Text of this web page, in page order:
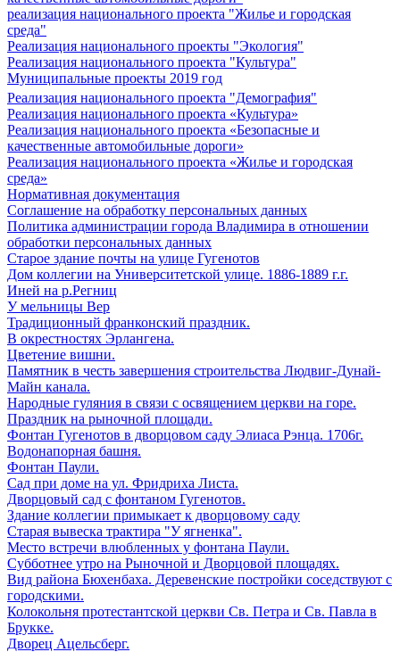
реализация национального проекта "Жилье и городская
среда"
Реализация национального проекты "Экология"
Реализация национального проекта "Культура"
Муниципальные проекты 2019 год
Реализация национального проекта "Демография"
Реализация национального проекта «Культура»
Реализация национального проекта «Безопасные и
качественные автомобильные дороги»
Реализация национального проекта «Жилье и городская
среда»
Нормативная документация
Соглашение на обработку персональных данных
Политика администрации города Владимира в отношении
обработки персональных данных
Старое здание почты на улице Гугенотов
Дом коллегии на Университетской улице. 1886-1889 г.г.
Иней на р.Регниц
У мельницы Вер
Традиционный франконский праздник.
В окрестностях Эрлангена.
Цветение вишни.
Памятник в честь завершения строительства Людвиг-Дунай-
Майн канала.
Народные гуляния в связи с освящением церкви на горе.
Праздник на рыночной площади.
Фонтан Гугенотов в дворцовом саду Элиаса Рэнца. 1706г.
Водонапорная башня.
Фонтан Паули.
Сад при доме на ул. Фридриха Листа.
Дворцовый сад с фонтаном Гугенотов.
Здание коллегии примыкает к дворцовому саду
Старая вывеска трактира "У ягненка".
Место встречи влюбленных у фонтана Паули.
Субботнее утро на Рыночной и Дворцовой площадях.
Вид района Бюхенбаха. Деревенские постройки соседствуют с
городскими.
Колокольня протестантской церкви Св. Петра и Св. Павла в
Брукке.
Дворец Ацельсберг.